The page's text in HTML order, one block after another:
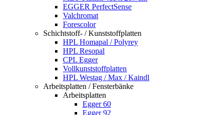
EGGER PerfectSense
Valchromat
Forescolor
Schichtstoff- / Kunststoffplatten
HPL Homapal / Polyrey
HPL Resopal
CPL Egger
Vollkunststoffplatten
HPL Westag / Max / Kaindl
Arbeitsplatten / Fensterbänke
Arbeitsplatten
Egger 60
Egger 92